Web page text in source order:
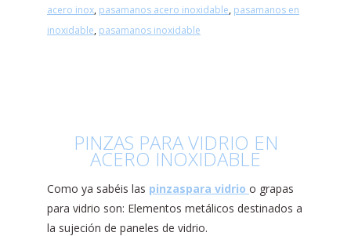
acero inox, pasamanos acero inoxidable, pasamanos en
inoxidable, pasamanos inoxidable
PINZAS PARA VIDRIO EN
ACERO INOXIDABLE
Como ya sabéis las pinzaspara vidrio o grapas
para vidrio son: Elementos metálicos destinados a
la sujeción de paneles de vidrio.